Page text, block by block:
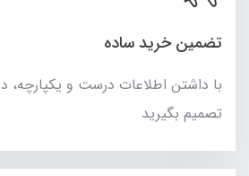
تضمین خرید ساده
با داشتن اطلاعات درست و یکپارچه،
تصمیم بگیرید